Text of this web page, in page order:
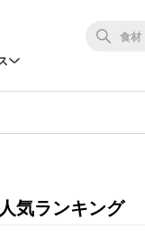
人気ランキング